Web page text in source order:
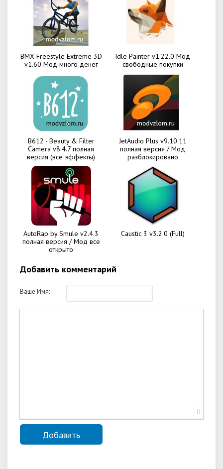
BMX Freestyle Extreme 3D
v1.60 Мод много денег
Idle Painter v1.22.0 Мод
свободные покупки
B612 - Beauty & Filter
Camera v8.4.7 полная
версия (все эффекты)
JetAudio Plus v9.10.11
полная версия / Мод
разблокировано
AutoRap by Smule v2.4.3
полная версия / Мод все
открыто
Caustic 3 v3.2.0 (Full)
Добавить комментарий
Ваше Имя:
0